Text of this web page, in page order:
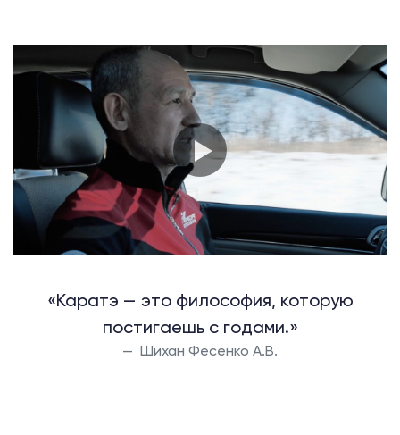
«Каратэ — это философия, которую
постигаешь с годами.»
Шихан Фесенко А.В.